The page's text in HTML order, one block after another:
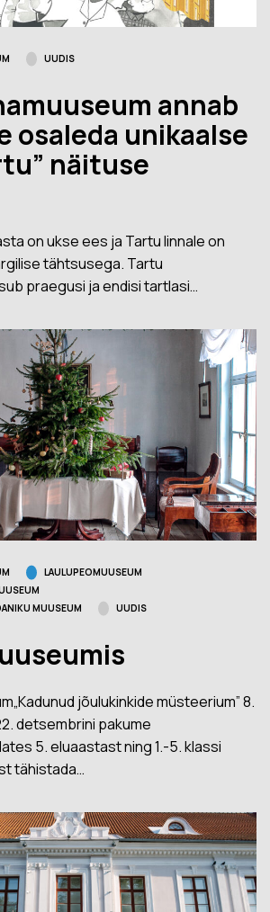
UUDIS
annab
osaleda unikaalse
näituse
on ukse ees ja Tartu linnale on
tähtsusega. Tartu
praegusi ja endisi tartlasi…
LAULUPEOMUUSEUM
MUUSEUM
UUDIS
jõulukinkide müsteerium” 8.
detsembrini pakume
5. eluaastast ning 1.-5. klassi
tähistada…